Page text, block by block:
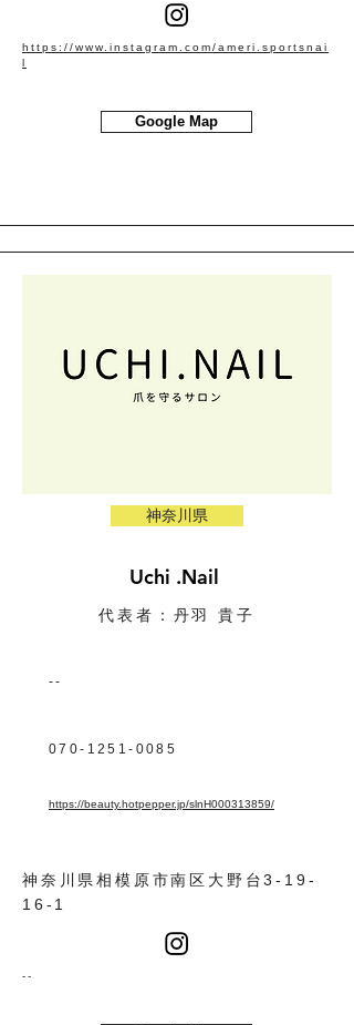
https://www.instagram.com/ameri.sportsnai
l
Google Map
神奈川県
Uchi .Nail
代表者：丹羽 貴子
​--
070-1251-0085
https://beauty.hotpepper.jp/slnH000313859/
神奈川県相模原市南区大野台3-19-
16-1
​--